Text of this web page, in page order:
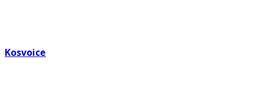
Kosvoice